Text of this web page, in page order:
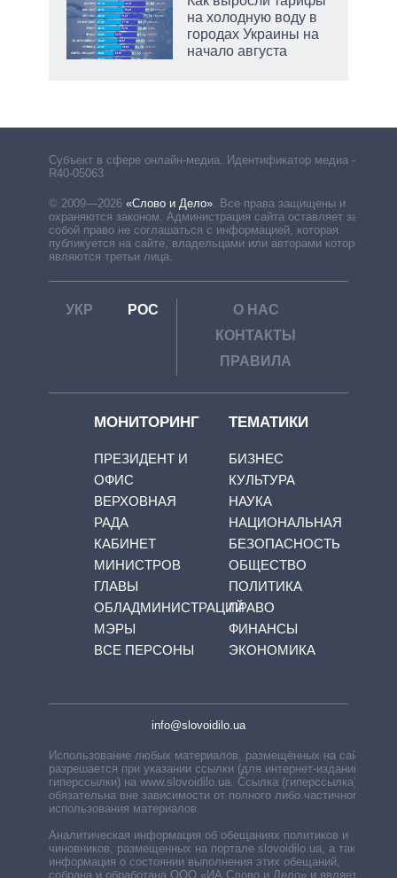
на холодную воду в
городах Украины на
начало августа
Субъект в сфере онлайн-медиа. Идентификатор медиа –
R40-05063
© 2009—2026 «Слово и Дело». Все права защищены и
охраняются законом. Администрация сайта оставляет за
собой право не соглашаться с информацией, которая
публикуется на сайте, владельцами или авторами которой
являются третьи лица.
УКР РОС
О НАС
КОНТАКТЫ
ПРАВИЛА
МОНИТОРИНГ
ПРЕЗИДЕНТ И
ОФИС
ВЕРХОВНАЯ
РАДА
КАБИНЕТ
МИНИСТРОВ
ГЛАВЫ
ОБЛАДМИНИСТРАЦИЙ
МЭРЫ
ВСЕ ПЕРСОНЫ
ТЕМАТИКИ
БИЗНЕС
КУЛЬТУРА
НАУКА
НАЦИОНАЛЬНАЯ
БЕЗОПАСНОСТЬ
ОБЩЕСТВО
ПОЛИТИКА
ПРАВО
ФИНАНСЫ
ЭКОНОМИКА
info@slovoidilo.ua
Использование любых материалов, размещённых на сайте,
разрешается при указании ссылки (для интернет-изданий —
гиперссылки) на www.slovoidilo.ua. Ссылка (гиперссылка)
обязательна вне зависимости от полного либо частичного
использования материалов.
Аналитическая информация об обещаниях политиков и
чиновников, размещенных на портале slovoidilo.ua, а также
информация о состоянии выполнения этих обещаний,
собрана и обработана ООО «ИА Слово и Дело» и является